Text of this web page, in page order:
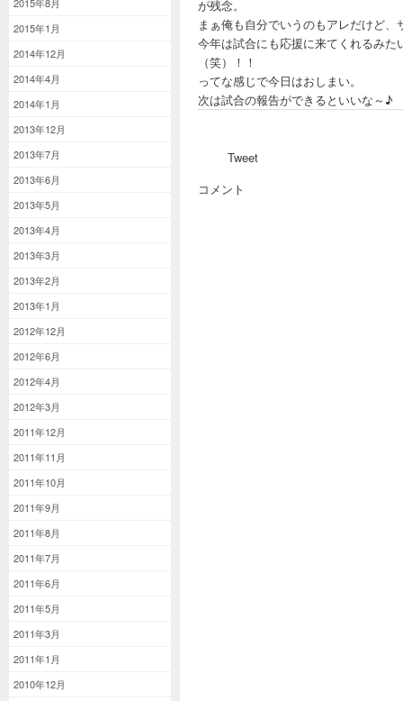
2015年8月
2015年1月
2014年12月
2014年4月
2014年1月
2013年12月
2013年7月
2013年6月
2013年5月
2013年4月
2013年3月
2013年2月
2013年1月
2012年12月
2012年6月
2012年4月
2012年3月
2011年12月
2011年11月
2011年10月
2011年9月
2011年8月
2011年7月
2011年6月
2011年5月
2011年3月
2011年1月
2010年12月
が残念。
まぁ俺も自分でいうのもアレだけど
今年は試合にも応援に来てくれるみ
（笑）！！
ってな感じで今日はおしまい。
次は試合の報告ができると
Tweet
コメント